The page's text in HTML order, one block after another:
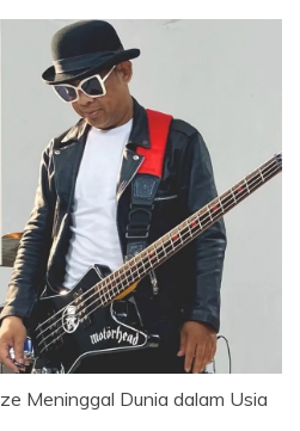
Meninggal Dunia dalam Usia